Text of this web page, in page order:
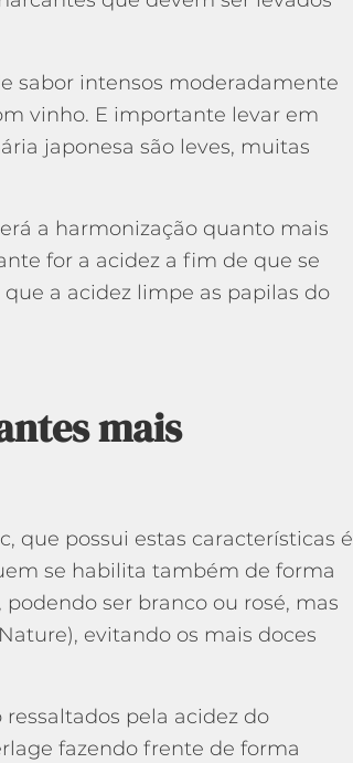
sabor intensos moderadamente
vinho. E importante levar em
japonesa são leves, muitas
a harmonização quanto mais
for a acidez a fim de que se
a acidez limpe as papilas do
mais
que possui estas características é
se habilita também de forma
ser branco ou rosé, mas
evitando os mais doces
pela acidez do
fazendo frente de forma